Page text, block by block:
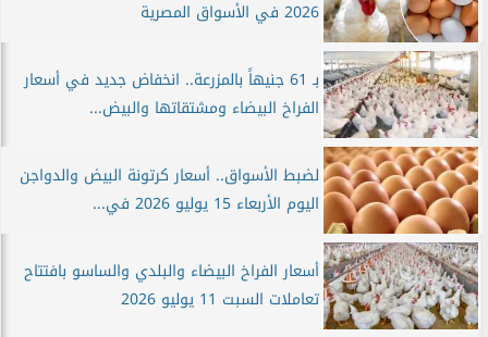
2026 في الأسواق المصرية
بـ 61 جنيهاً بالمزرعة.. انخفاض جديد في أسعار
الفراخ البيضاء ومشتقاتها والبيض...
لضبط الأسواق.. أسعار كرتونة البيض والدواجن
اليوم الأربعاء 15 يوليو 2026 في...
أسعار الفراخ البيضاء والبلدي والساسو بافتتاح
تعاملات السبت 11 يوليو 2026